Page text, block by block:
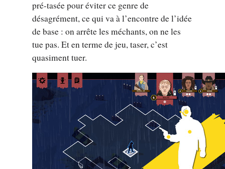
pré-tasée pour éviter ce genre de
désagrément, ce qui va à l’encontre de l’idée
de base : on arrête les méchants, on ne les
tue pas. Et en terme de jeu, taser, c’est
quasiment tuer.